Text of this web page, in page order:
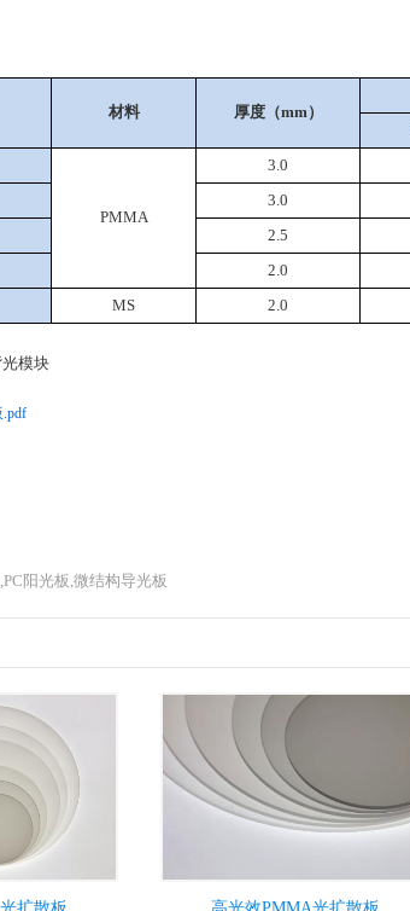
材料 厚度（mm）
PMMA
3.0
3.0
2.5
2.0
MS 2.0
模块
阳光板,微结构导光板